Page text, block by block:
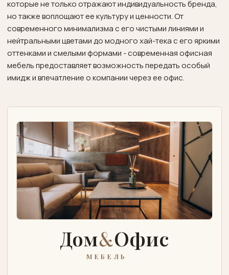
которые не только отражают индивидуальность бренда,
но также воплощают ее культуру и ценности. От
современного минимализма с его чистыми линиями и
нейтральными цветами до модного хай-тека с его яркими
оттенками и смелыми формами - современная офисная
мебель предоставляет возможность передать особый
имидж и впечатление о компании через ее офис.
Дом&Офис
МЕБЕЛЬ